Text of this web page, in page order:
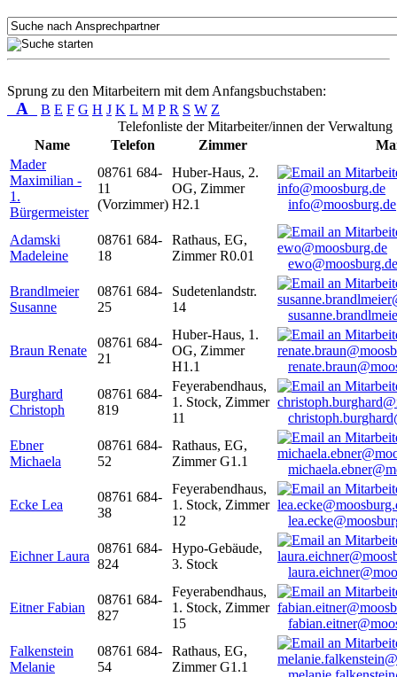
Sprung zu den Mitarbeitern mit dem Anfangsbuchstaben:
A B E F G H J K L M P R S W Z
Telefonliste der Mitarbeiter/innen der Verwaltung
Name
Telefon Zimmer
Mader
Maximilian -
1.
Bürgermeister
08761 684-
11
(Vorzimmer)
Huber-Haus, 2.
OG, Zimmer
H2.1
info@moosburg.de
Adamski
Madeleine
08761 684-
18
Rathaus, EG,
Zimmer R0.01
ewo@moosburg.de
Brandlmeier
Susanne
08761 684-
25
Sudetenlandstr.
14
Braun Renate
08761 684-
21
Huber-Haus, 1.
OG, Zimmer
H1.1
Burghard
Christoph
08761 684-
819
Feyerabendhaus,
1. Stock, Zimmer
11
Ebner
Michaela
08761 684-
52
Rathaus, EG,
Zimmer G1.1
Ecke Lea
08761 684-
38
Feyerabendhaus,
1. Stock, Zimmer
12
Eichner Laura
08761 684-
824
Hypo-Gebäude,
3. Stock
Eitner Fabian
08761 684-
827
Feyerabendhaus,
1. Stock, Zimmer
15
Falkenstein
Melanie
08761 684-
54
Rathaus, EG,
Zimmer G1.1